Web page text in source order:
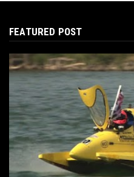
FEATURED POST